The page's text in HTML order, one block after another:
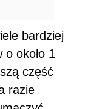
bardziej
około 1
część
razie